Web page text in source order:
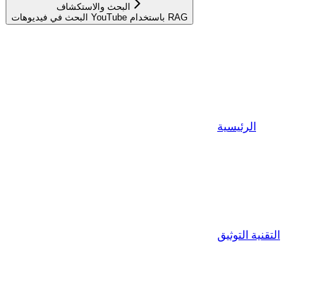
البحث والاستكشاف
البحث في فيديوهات YouTube باستخدام RAG
الرئيسية
التقنية التوثيق